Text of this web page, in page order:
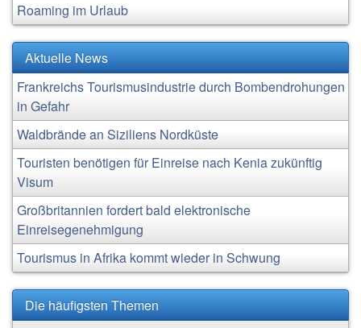
Roaming im Urlaub
Aktuelle News
Frankreichs Tourismusindustrie durch Bombendrohungen
in Gefahr
Waldbrände an Siziliens Nordküste
Touristen benötigen für Einreise nach Kenia zukünftig
Visum
Großbritannien fordert bald elektronische
Einreisegenehmigung
Tourismus in Afrika kommt wieder in Schwung
Die häufigsten Themen